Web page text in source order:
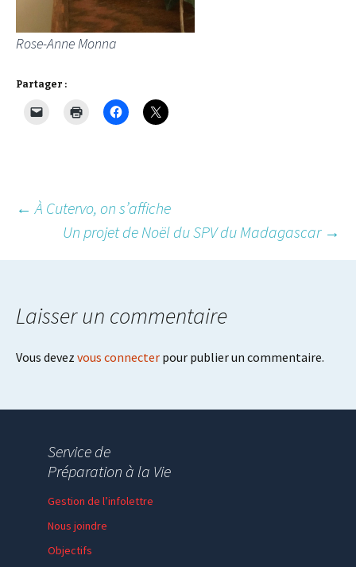
Rose-Anne Monna
Partager :
Post
navigation
← À Cutervo, on s’affiche
Un projet de Noël du SPV du Madagascar →
Laisser un commentaire
Vous devez vous connecter pour publier un commentaire.
Service de
Préparation à la Vie
Gestion de l’infolettre
Nous joindre
Objectifs